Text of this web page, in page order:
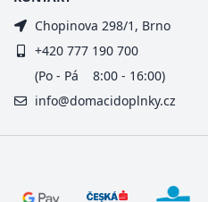
Chopinova 298/1, Brno
+420 777 190 700
(Po - Pá 8:00 - 16:00)
info@domacidoplnky.cz